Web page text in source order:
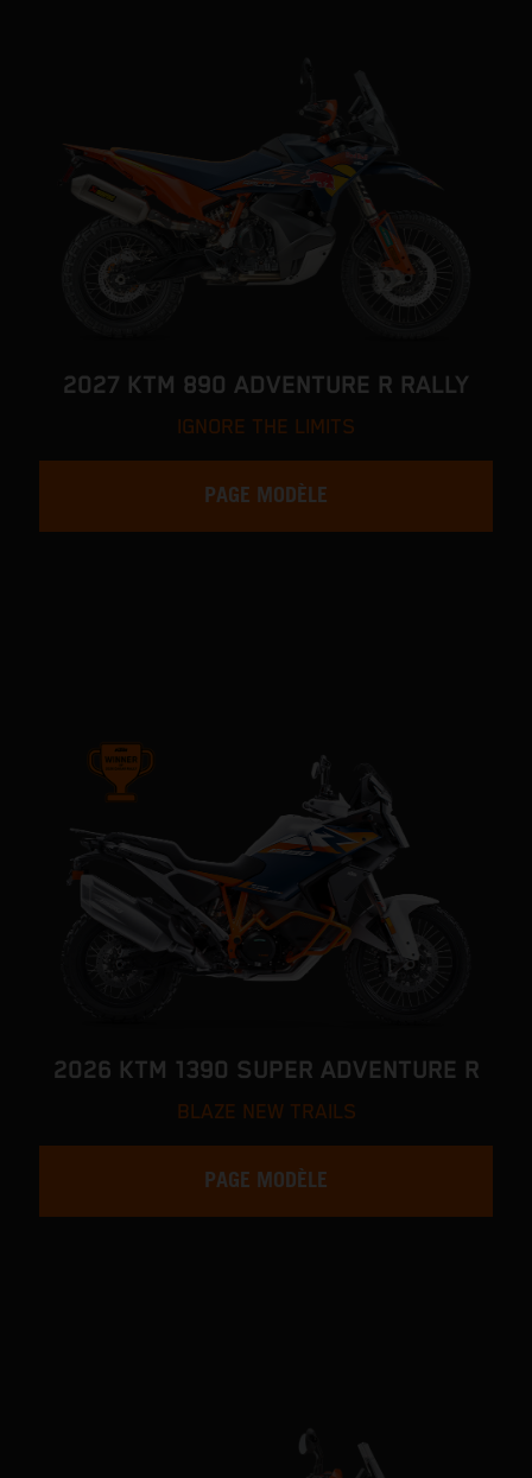
2027 KTM 890 ADVENTURE R RALLY
IGNORE THE LIMITS
PAGE MODÈLE
2026 KTM 1390 SUPER ADVENTURE R
BLAZE NEW TRAILS
PAGE MODÈLE